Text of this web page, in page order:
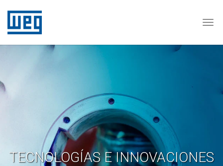
TECNOLOGÍAS E INNOVACIONES